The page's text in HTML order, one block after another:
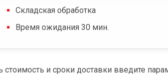
Складская обработка
Время ожидания 30 мин.
стоимость и сроки доставки введите